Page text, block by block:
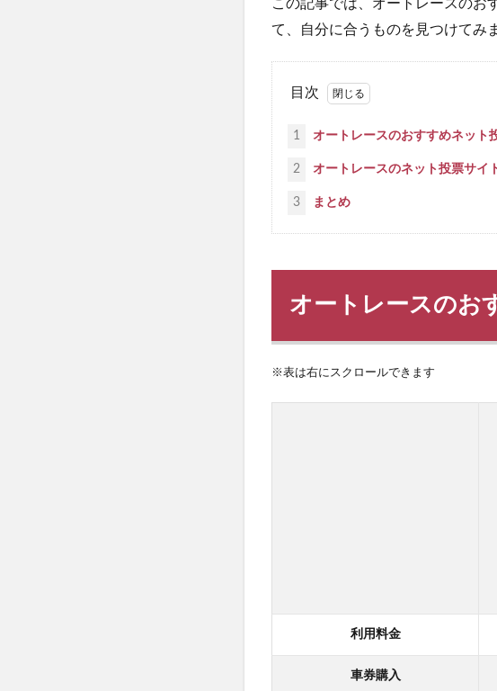
この記事では、オートレースのお
て、自分に合うものを見つけてみ
目次
1 オートレースのおすすめネット
2 オートレースのネット投票サイ
3 まとめ
オートレースのお
※表は右にスクロールできます
利用料金
車券購入